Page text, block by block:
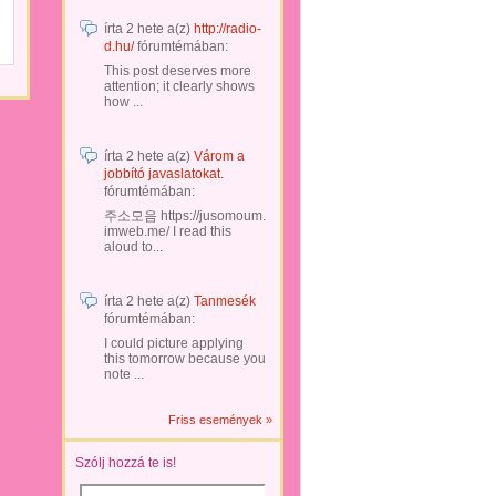
írta 2 hete a(z) http://radio-
d.hu/fórumtémában:
This post deserves more
attention; it clearly shows
how ...
írta 2 hete a(z) Várom a
jobbító javaslatokat.
fórumtémában:
주소모음 https://jusomoum.
imweb.me/ I read this
aloud to...
írta 2 hete a(z) Tanmesék
fórumtémában:
I could picture applying
this tomorrow because you
note ...
Friss események »
Szólj hozzá te is!